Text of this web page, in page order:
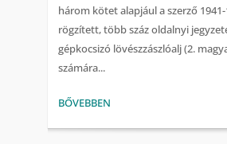
három kötet alapjául a szerző
rögzített, több száz oldalnyi
gépkocsizó lövészzászlóalj (2.
számára...
BŐVEBBEN